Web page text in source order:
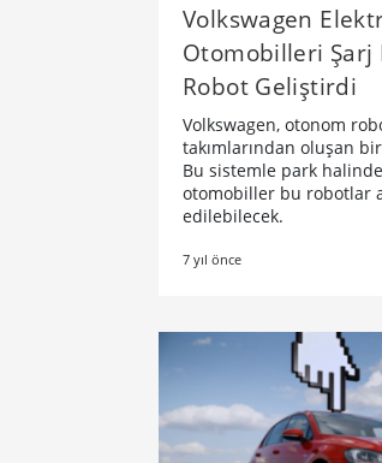
Volkswagen
Otomobilleri Şarj
Robot Geliştirdi
Volkswagen, otonom
takımlarından oluşan
Bu sistemle park
otomobiller bu robotlar
edilebilecek.
7 yıl önce